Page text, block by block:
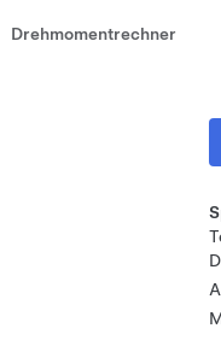
Drehmomentrechner